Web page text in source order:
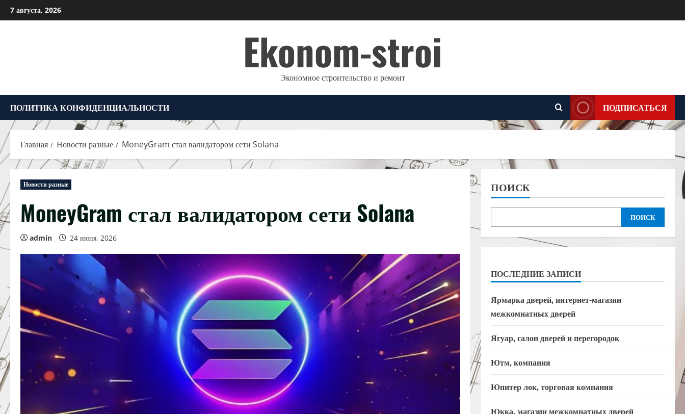
Перейти
к
7 августа, 2026
Ekonom-stroi
Экономное строительство и ремонт
ПОЛИТИКА КОНФИДЕНЦИАЛЬНОСТИ ПОДПИСАТЬСЯ
Главная Новости разные MoneyGram стал валидатором сети Solana
Новости разные
MoneyGram стал валидатором сети Solana
admin 24 июня, 2026
ПОИСК
ПОИСК
ПОСЛЕДНИЕ ЗАПИСИ
Ярмарка дверей, интернет-магазин
межкомнатных дверей
Ягуар, салон дверей и перегородок
Ютм, компания
Юпитер лок, торговая компания
Юкка, магазин межкомнатных дверей